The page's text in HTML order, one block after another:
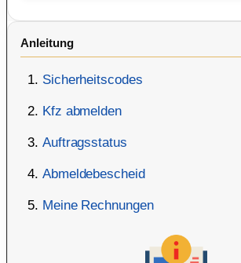
Anleitung
Sicherheitscodes
Kfz abmelden
Auftragsstatus
Abmeldebescheid
Meine Rechnungen